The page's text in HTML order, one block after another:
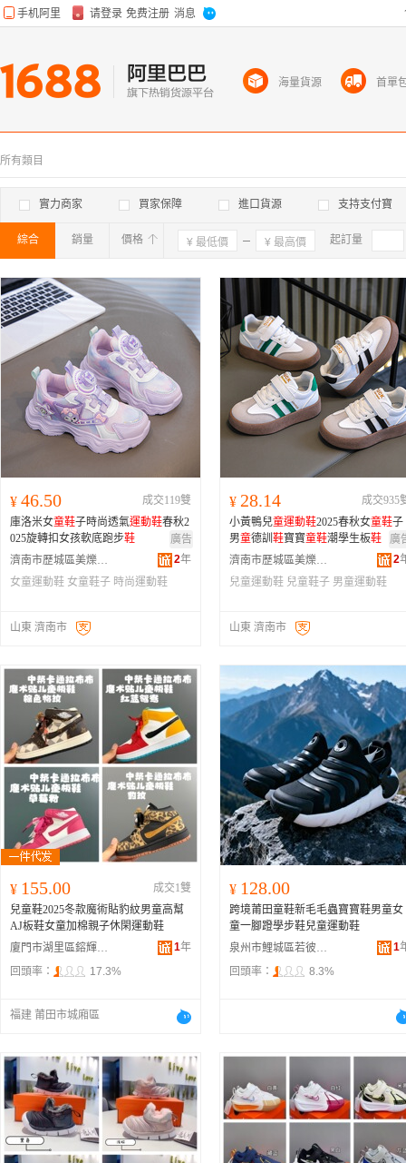
所有類目
實力商家 買家保障 進口貨源 支持支付寶
綜合 銷量 價格 確定 起訂量
¥ 46.50
成交119雙
庫洛米女童鞋子時尚透氣運動鞋春秋2
025旋轉扣女孩軟底跑步鞋
廣告
濟南市歷城區美爍貿易商行
2年
女童運動鞋 女童鞋子 時尚運動鞋
山東 濟南市
¥ 28.14
成交935
小黃鴨兒童運動鞋2025春秋女童鞋子
男童德訓 鞋寶寶童鞋潮學生板鞋
廣
濟南市歷城區美爍貿易商行
2
兒童運動鞋 兒童鞋子 男童運動鞋
山東 濟南市
¥ 155.00
成交1雙
兒童鞋2025冬款魔術貼豹紋男童高幫
AJ板鞋女童加棉親子休閑運動鞋
廈門市湖里區鎔輝佳特電子商務商行
1年
回頭率：
17.3%
福建 莆田市城廂區
¥ 128.00
跨境莆田童鞋新毛毛蟲寶寶鞋男童女
童一腳蹬學步鞋兒童運動鞋
泉州市鯉城區若彼貿易商行
1
回頭率：
8.3%
海量貨源 首單